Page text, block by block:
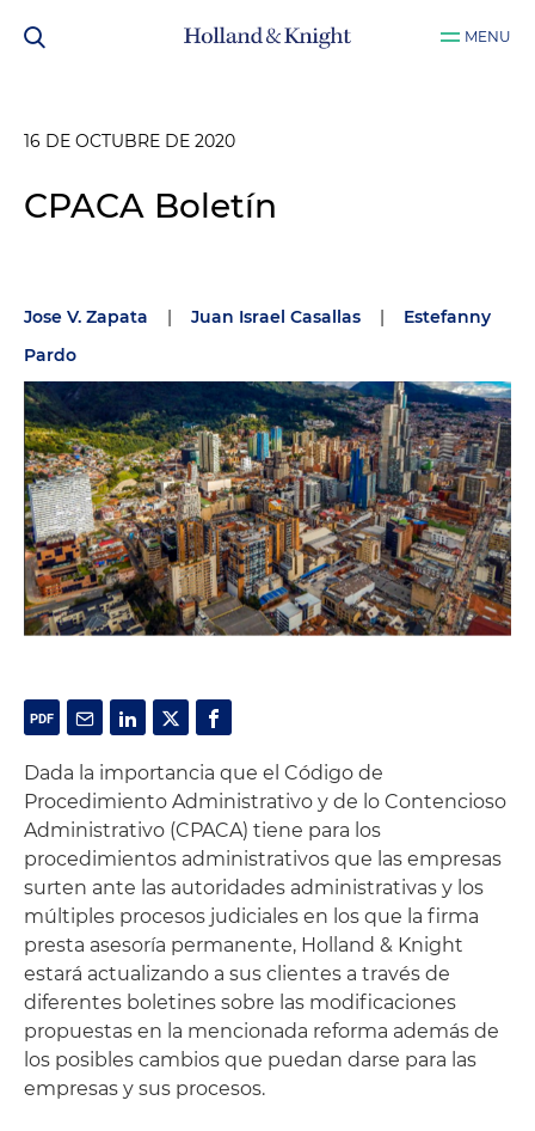
MENU
16 DE OCTUBRE DE 2020
CPACA Boletín
Jose V. Zapata | Juan Israel Casallas |
Estefanny
Pardo
Dada la importancia que el Código de
Procedimiento Administrativo y de lo Contencioso
Administrativo (CPACA) tiene para los
procedimientos administrativos que las empresas
surten ante las autoridades administrativas y los
múltiples procesos judiciales en los que la firma
presta asesoría permanente, Holland & Knight
estará actualizando a sus clientes a través de
diferentes boletines sobre las modificaciones
propuestas en la mencionada reforma además de
los posibles cambios que puedan darse para las
empresas y sus procesos.